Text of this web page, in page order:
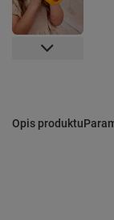
Opis produktu